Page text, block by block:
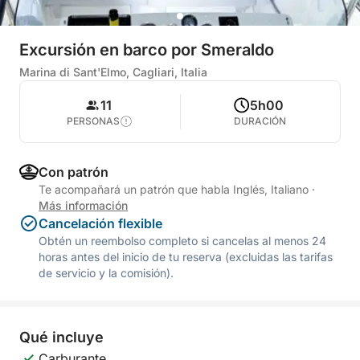
Excursión en barco por Smeraldo
Marina di Sant'Elmo, Cagliari, Italia
11
PERSONAS
5h00
DURACIÓN
Con patrón
Te acompañará un patrón que habla Inglés, Italiano ·
Más información
Cancelación flexible
Obtén un reembolso completo si cancelas al menos 24
horas antes del inicio de tu reserva (excluidas las tarifas
de servicio y la comisión).
Qué incluye